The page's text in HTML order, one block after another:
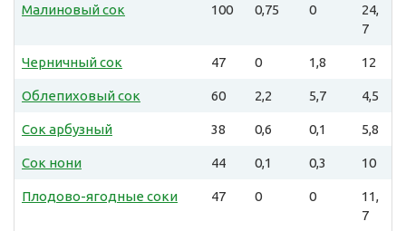
Малиновый сок 100 0,75 0
24,
7
Черничный сок 47 0 1,8 12
Облепиховый сок 60 2,2 5,7 4,5
Сок арбузный 38 0,6 0,1 5,8
Сок нони 44 0,1 0,3 10
Плодово-ягодные соки 47 0 0
11,
7